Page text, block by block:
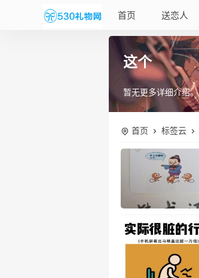
首页 送恋人
这个
暂无更多详细介绍。
首页 标签云